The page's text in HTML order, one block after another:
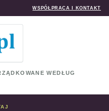
WSPÓŁPRACA I KONTAKT
WEDŁUG